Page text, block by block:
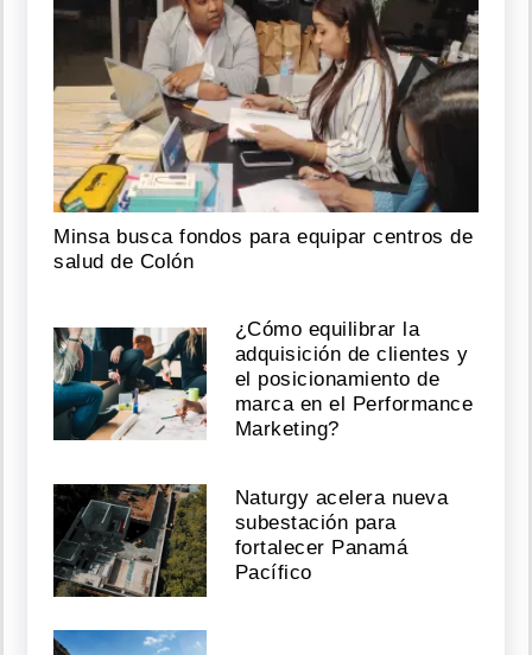
Minsa busca fondos para equipar centros de
salud de Colón
¿Cómo equilibrar la
adquisición de clientes y
el posicionamiento de
marca en el Performance
Marketing?
Naturgy acelera nueva
subestación para
fortalecer Panamá
Pacífico